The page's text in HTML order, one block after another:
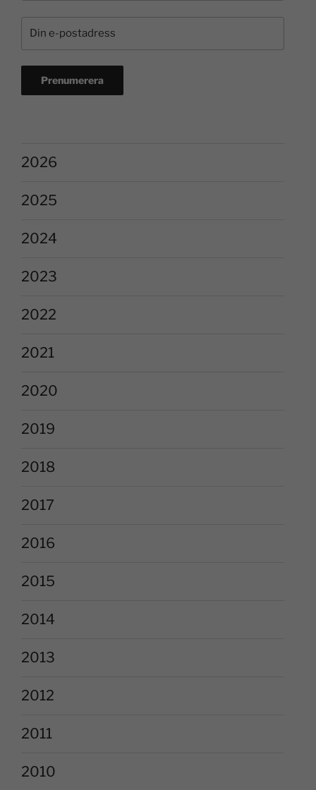
2026
2025
2024
2023
2022
2021
2020
2019
2018
2017
2016
2015
2014
2013
2012
2011
2010